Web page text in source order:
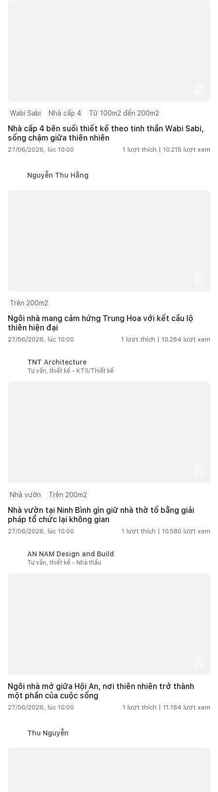
Wabi Sabi Nhà cấp 4 Từ 100m2 đến 200m2
Nhà cấp 4 bên suối thiết kế theo tinh thần Wabi Sabi,
sống chậm giữa thiên nhiên
27/06/2026, lúc 10:00 1 lượt thích | 10.215 lượt xem
Nguyễn Thu Hằng
Trên 200m2
Ngôi nhà mang cảm hứng Trung Hoa với kết cấu lộ
thiên hiện đại
27/06/2026, lúc 10:00 1 lượt thích | 10.284 lượt xem
TNT Architecture
Tư vấn, thiết kế - KTS/Thiết kế
Nhà vườn Trên 200m2
Nhà vườn tại Ninh Bình gìn giữ nhà thờ tổ bằng giải
pháp tổ chức lại không gian
27/06/2026, lúc 10:00 1 lượt thích | 10.580 lượt xem
AN NAM Design and Build
Tư vấn, thiết kế - Nhà thầu
Ngôi nhà mở giữa Hội An, nơi thiên nhiên trở thành
một phần của cuộc sống
27/06/2026, lúc 10:00 1 lượt thích | 11.184 lượt xem
Thu Nguyễn